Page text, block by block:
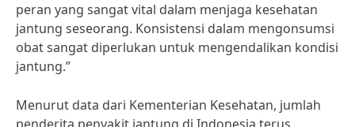
peran yang sangat vital dalam menjaga kesehatan
jantung seseorang. Konsistensi dalam mengonsumsi
obat sangat diperlukan untuk mengendalikan kondisi
jantung.”
Menurut data dari Kementerian Kesehatan, jumlah